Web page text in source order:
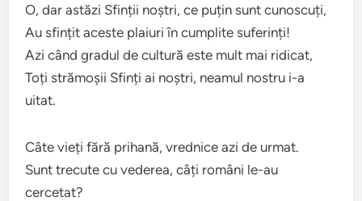
O, dar astăzi Sfinții noștri, ce puțin sunt cunoscuți,
Au sfințit aceste plaiuri în cumplite suferinți!
Azi când gradul de cultură este mult mai ridicat,
Toți strămoșii Sfinți ai noștri, neamul nostru i-a
uitat.
Câte vieți fără prihană, vrednice azi de urmat.
Sunt trecute cu vederea, câți români le-au
cercetat?